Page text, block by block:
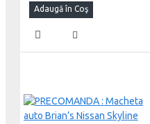
Adaugă în Coş